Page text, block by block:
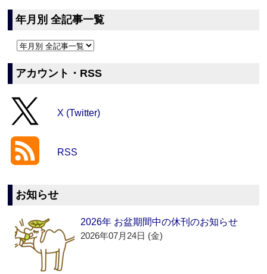
年月別 全記事一覧
アカウント・RSS
X (Twitter)
RSS
お知らせ
2026年 お盆期間中の休刊のお知らせ
2026年07月24日 (金)